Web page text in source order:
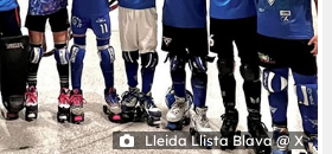
Lleida Llista Blava @ X